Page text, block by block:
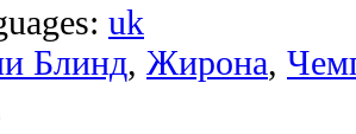
uk
Блинд, Жирона,